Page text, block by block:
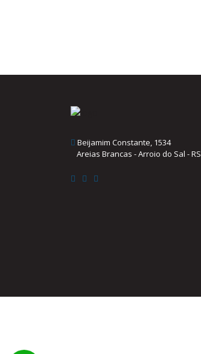
Beijamim Constante, 1534
Areias Brancas - Arroio do Sal - RS